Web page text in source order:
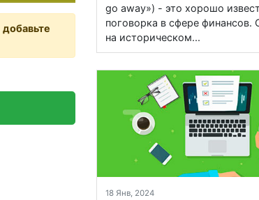
добавьте
go away») - это хорошо
поговорка в сфере финансов.
на историческом...
18 Янв, 2024